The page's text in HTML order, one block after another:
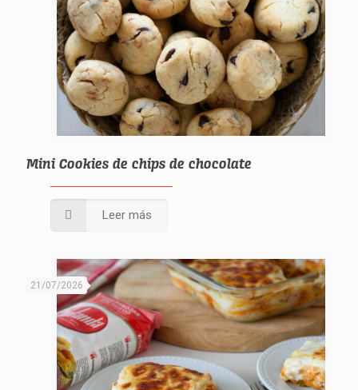
Mini Cookies de chips de chocolate
Leer más
21/07/2026